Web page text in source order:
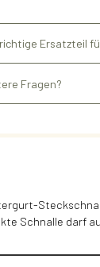
Ersatzteil
Fragen?
Schnalle darf